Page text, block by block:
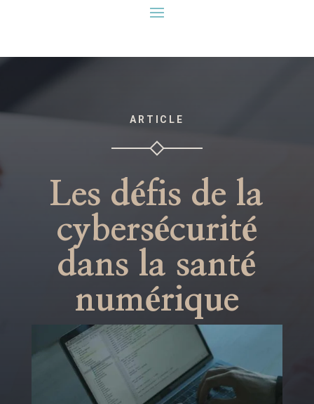
ARTICLE
Les défis de la
cybersécurité
dans la santé
numérique